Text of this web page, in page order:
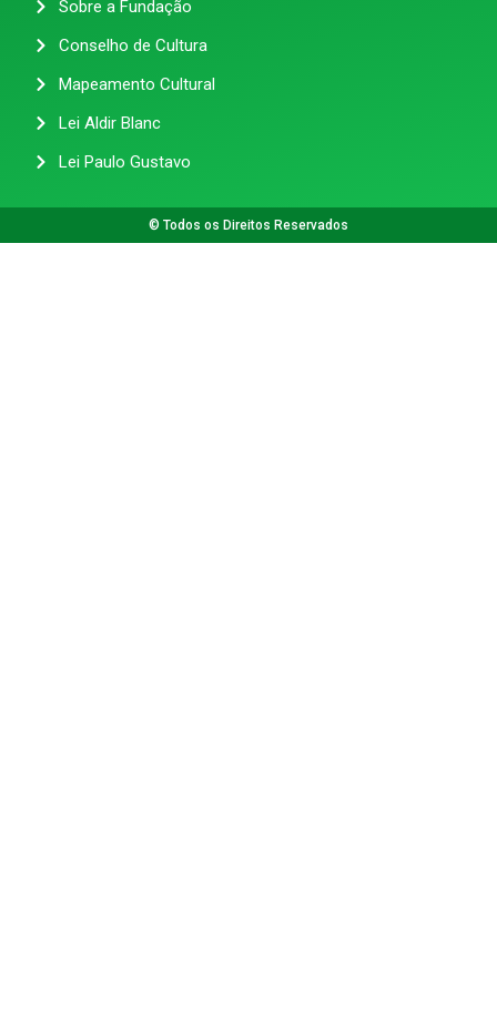
Sobre a Fundação
Conselho de Cultura
Mapeamento Cultural
Lei Aldir Blanc
Lei Paulo Gustavo
© Todos os Direitos Reservados